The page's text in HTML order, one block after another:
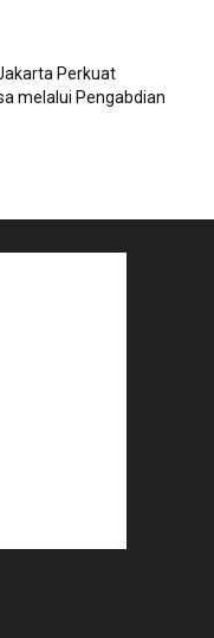
Perkuat
melalui Pengabdian